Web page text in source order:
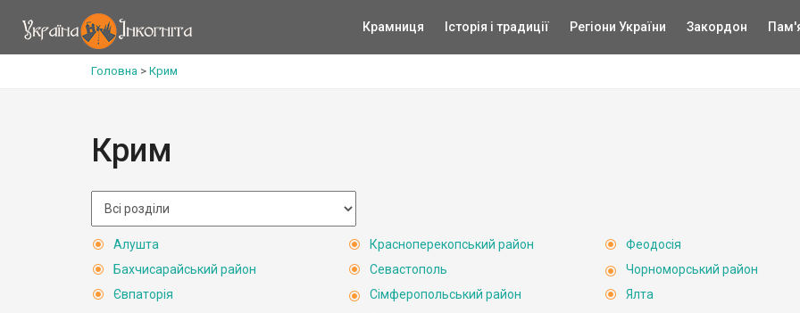
Крамниця Історія і традиції Регіони України Закордон
Головна > Крим
Крим
Алушта
Бахчисарайський район
Євпаторія
Красноперекопський район
Севастополь
Сімферопольський район
Феодосія
Чорноморський район
Ялта